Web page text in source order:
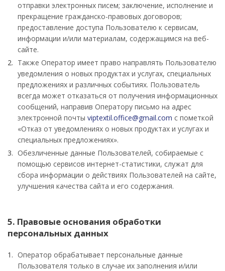
отправки электронных писем; заключение, исполнение и
прекращение гражданско-правовых договоров;
предоставление доступа Пользователю к сервисам,
информации и/или материалам, содержащимся на веб-
сайте.
Также Оператор имеет право направлять Пользователю
уведомления о новых продуктах и услугах, специальных
предложениях и различных событиях. Пользователь
всегда может отказаться от получения информационных
сообщений, направив Оператору письмо на адрес
электронной почты viptextil.office@gmail.com с пометкой
«Отказ от уведомлениях о новых продуктах и услугах и
специальных предложениях».
Обезличенные данные Пользователей, собираемые с
помощью сервисов интернет-статистики, служат для
сбора информации о действиях Пользователей на сайте,
улучшения качества сайта и его содержания.
5. Правовые основания обработки
персональных данных
Оператор обрабатывает персональные данные
Пользователя только в случае их заполнения и/или